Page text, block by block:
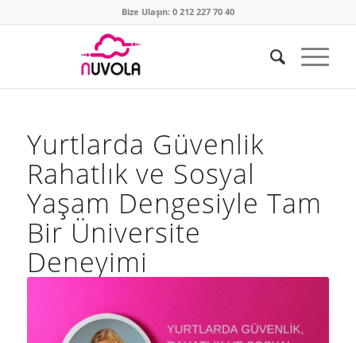
Bize Ulaşın: 0 212 227 70 40
Yurtlarda Güvenlik
Rahatlık ve Sosyal
Yaşam Dengesiyle Tam
Bir Üniversite
Deneyimi